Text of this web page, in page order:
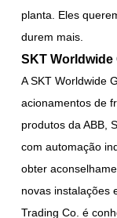
planta. Eles
durem mais.
SKT Worldwide
A SKT Worldwide
acionamentos de
produtos da ABB,
com automação
obter
novas instalações
Trading Co. é